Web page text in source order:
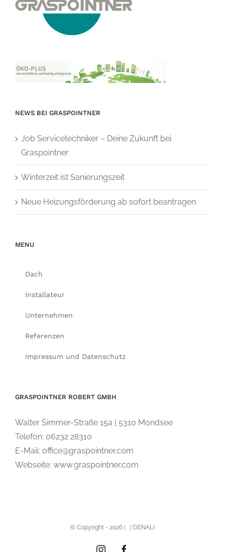
NEWS BEI GRASPOINTNER
Job Servicetechniker – Deine Zukunft bei
Graspointner
Winterzeit ist Sanierungszeit
Neue Heizungsförderung ab sofort beantragen
MENU
Dach
Installateur
Unternehmen
Referenzen
Impressum und Datenschutz
GRASPOINTNER ROBERT GMBH
Walter Simmer-Straße 15a | 5310 Mondsee
Telefon: 06232 28310
E-Mail: office@graspointner.com
Webseite: www.graspointner.com
© Copyright - 2026 | DENALI